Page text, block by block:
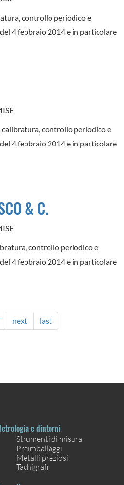
controllo periodico e
4 febbraio 2014 e in particolare
controllo periodico e
4 febbraio 2014 e in particolare
& C.
controllo periodico e
4 febbraio 2014 e in particolare
next last
e dintorni
Strumenti di misura
Preimballaggi
Metalli preziosi
Tachigrafi